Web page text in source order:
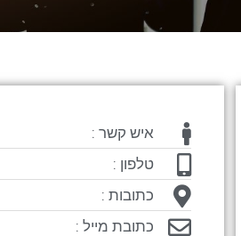
איש קשר :
טלפון :
כתובות :
כתובת מייל :